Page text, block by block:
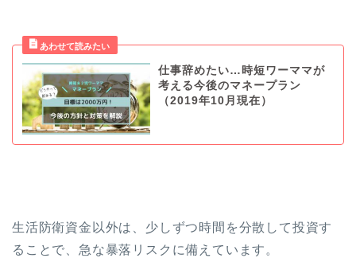
仕事辞めたい…時短ワーママが
考える今後のマネープラン
（2019年10月現在）
生活防衛資金以外は、少しずつ時間を分散して投資す
ることで、急な暴落リスクに備えています。